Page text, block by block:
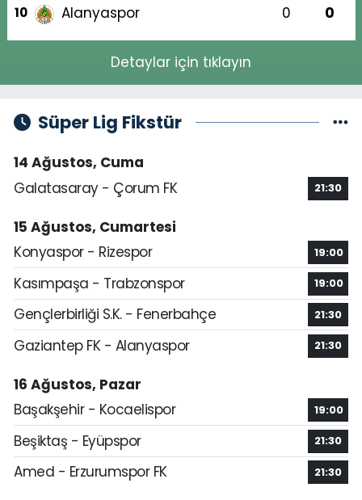
10 Alanyaspor 0 0
Detaylar için tıklayın
Süper Lig Fikstür
14 Ağustos, Cuma
Galatasaray - Çorum FK
21:30
15 Ağustos, Cumartesi
Konyaspor - Rizespor
19:00
Kasımpaşa - Trabzonspor 19:00
Gençlerbirliği S.K. - Fenerbahçe 21:30
Gaziantep FK - Alanyaspor 21:30
16 Ağustos, Pazar
Başakşehir - Kocaelispor
19:00
Beşiktaş - Eyüpspor 21:30
Amed - Erzurumspor FK 21:30